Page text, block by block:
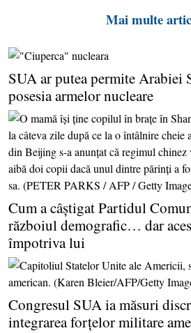
Mai multe
SUA ar putea permite Arabiei
posesia armelor nucleare
Cum a câştigat Partidul
războiul demografic… dar
împotriva lui
Congresul SUA ia măsuri
integrarea forţelor militare